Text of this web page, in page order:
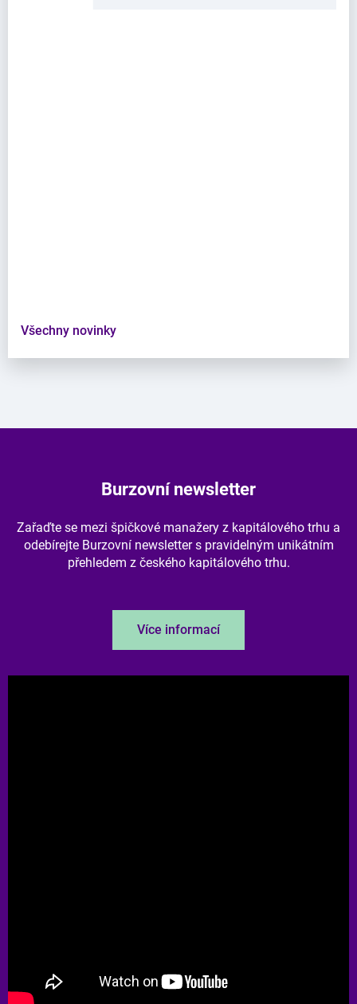
Všechny novinky
Burzovní newsletter
Zařaďte se mezi špičkové manažery z kapitálového trhu a
odebírejte Burzovní newsletter s pravidelným unikátním
přehledem z českého kapitálového trhu.
Více informací